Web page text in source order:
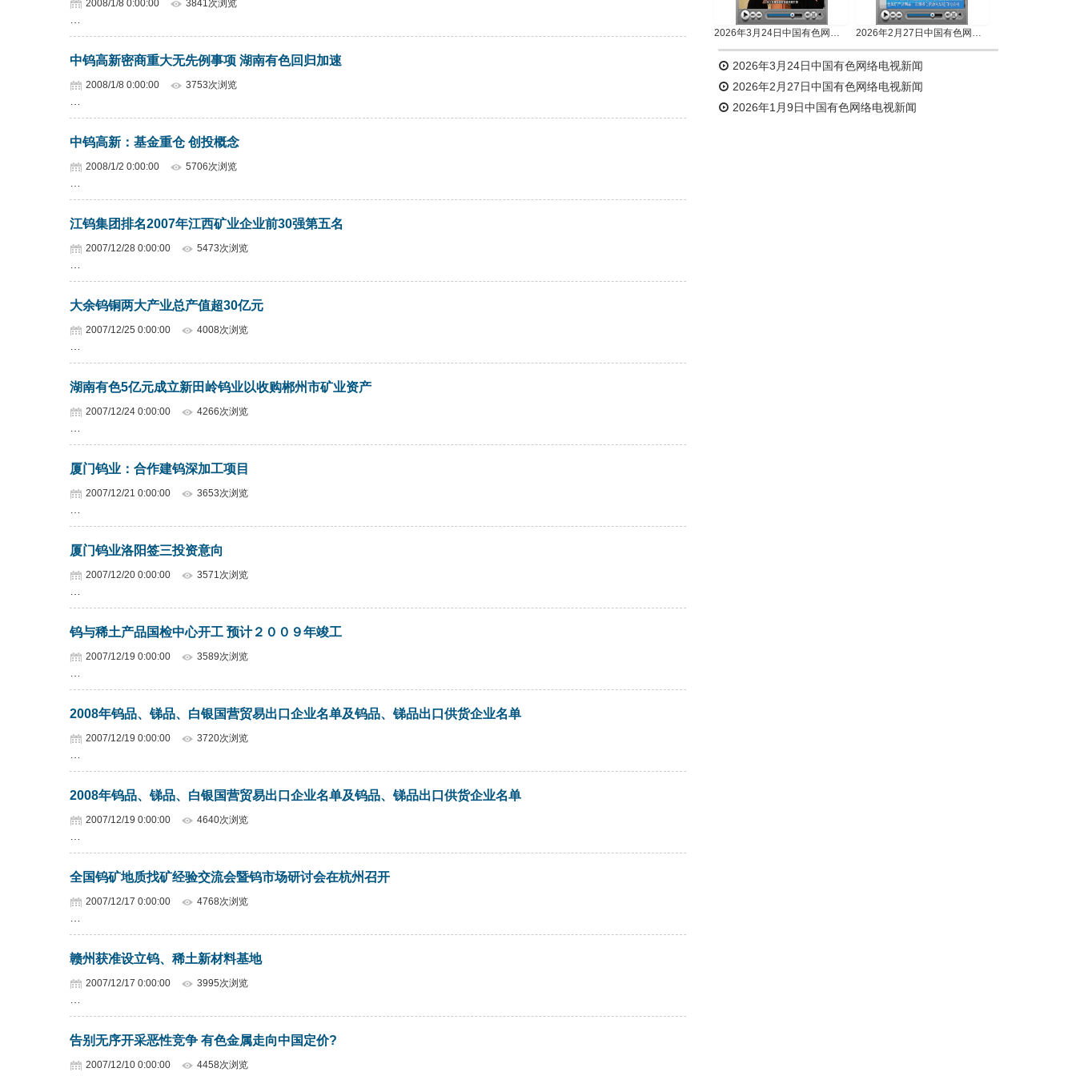
2008/1/8 0:00:00 3841次浏览
中钨高新密商重大无先例事项 湖南有色回归加速
2008/1/8 0:00:00 3753次浏览
中钨高新：基金重仓 创投概念
2008/1/2 0:00:00 5706次浏览
江钨集团排名2007年江西矿业企业前30强第五名
2007/12/28 0:00:00 5473次浏览
大余钨铜两大产业总产值超30亿元
2007/12/25 0:00:00 4008次浏览
湖南有色5亿元成立新田岭钨业以收购郴州市矿业资产
2007/12/24 0:00:00 4266次浏览
厦门钨业：合作建钨深加工项目
2007/12/21 0:00:00 3653次浏览
厦门钨业洛阳签三投资意向
2007/12/20 0:00:00 3571次浏览
钨与稀土产品国检中心开工 预计２００９年竣工
2007/12/19 0:00:00 3589次浏览
2008年钨品、锑品、白银国营贸易出口企业名单及钨品、锑品出口供货企业名单
2007/12/19 0:00:00 3720次浏览
2008年钨品、锑品、白银国营贸易出口企业名单及钨品、锑品出口供货企业名单
2007/12/19 0:00:00 4640次浏览
全国钨矿地质找矿经验交流会暨钨市场研讨会在杭州召开
2007/12/17 0:00:00 4768次浏览
赣州获准设立钨、稀土新材料基地
2007/12/17 0:00:00 3995次浏览
告别无序开采恶性竞争 有色金属走向中国定价?
2007/12/10 0:00:00 4458次浏览
2026年3月24日中国有色网络电视新闻 2026年2月27日中国有色网络电视新闻
2026年3月24日中国有色网络电视新闻
2026年2月27日中国有色网络电视新闻
2026年1月9日中国有色网络电视新闻